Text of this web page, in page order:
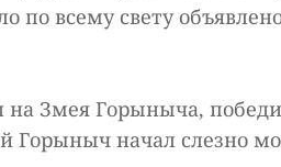
по всему свету
Змея Горыныча,
Горыныч начал слезно